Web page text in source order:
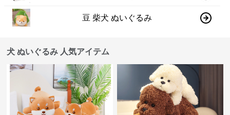
豆 柴犬 ぬいぐるみ
犬 ぬいぐるみ 人気アイテム